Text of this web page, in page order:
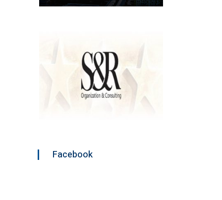
Facebook